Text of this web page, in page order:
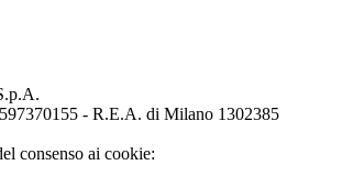
- R.E.A. di Milano 1302385
consenso ai cookie: